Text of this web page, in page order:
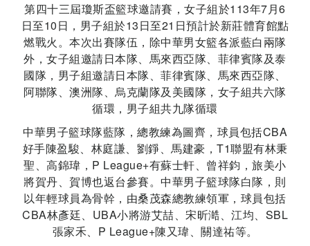
第四十三屆瓊斯盃籃球邀請賽，女子組於113年7月6
日至10日，男子組於13日至21日預計於新莊體育館點
燃戰火。本次出賽隊伍，除中華男女籃各派藍白兩隊
外，女子組邀請日本隊、馬來西亞隊、菲律賓隊及泰
國隊，男子組邀請日本隊、菲律賓隊、馬來西亞隊、
阿聯隊、澳洲隊、烏克蘭隊及美國隊，女子組共六隊
循環，男子組共九隊循環
中華男子籃球隊藍隊，總教練為圖齊，球員包括CBA
好手陳盈駿、林庭謙、劉錚、馬建豪，T1聯盟有林秉
聖、高錦瑋，P League+有蘇士軒、曾祥鈞，旅美小
將賀丹、賀博也返台參賽。中華男子籃球隊白隊，則
以年輕球員為骨幹，由桑茂森總教練領軍，球員包括
CBA林彥廷、UBA小將游艾喆、宋昕澔、江均、SBL
張家禾、P League+陳又瑋、關達祐等。